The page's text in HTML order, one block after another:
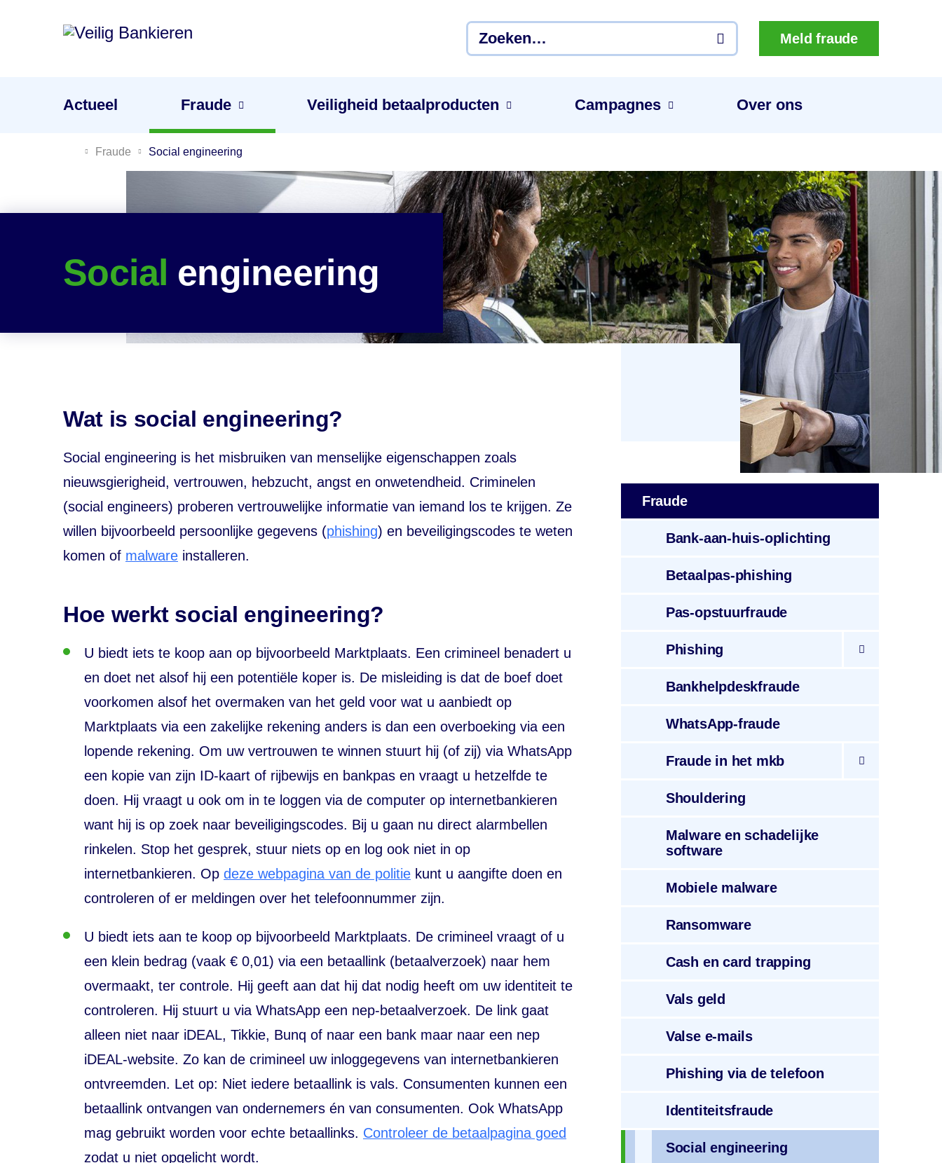
Veilig
Bankieren
Meld fraude
Actueel Fraude Veiligheid betaal­producten Campagnes Over ons
Fraude Social engineering
Social engineering
Wat is social engineering?
Social engineering is het misbruiken van menselijke eigenschappen zoals
nieuwsgierigheid, vertrouwen, hebzucht, angst en onwetendheid. Criminelen
(social engineers) proberen vertrouwelijke informatie van iemand los te krijgen. Ze
willen bijvoorbeeld persoonlijke gegevens (phishing) en beveiligingscodes te weten
komen of malware installeren.
Hoe werkt social engineering?
U biedt iets te koop aan op bijvoorbeeld Marktplaats. Een crimineel benadert u
en doet net alsof hij een potentiële koper is. De misleiding is dat de boef doet
voorkomen alsof het overmaken van het geld voor wat u aanbiedt op
Marktplaats via een zakelijke rekening anders is dan een overboeking via een
lopende rekening. Om uw vertrouwen te winnen stuurt hij (of zij) via WhatsApp
een kopie van zijn ID-kaart of rijbewijs en bankpas en vraagt u hetzelfde te
doen. Hij vraagt u ook om in te loggen via de computer op internetbankieren
want hij is op zoek naar beveiligingscodes. Bij u gaan nu direct alarmbellen
rinkelen. Stop het gesprek, stuur niets op en log ook niet in op
internetbankieren. Op deze webpagina van de politie kunt u aangifte doen en
controleren of er meldingen over het telefoonnummer zijn.
U biedt iets aan te koop op bijvoorbeeld Marktplaats. De crimineel vraagt of u
een klein bedrag (vaak € 0,01) via een betaallink (betaalverzoek) naar hem
overmaakt, ter controle. Hij geeft aan dat hij dat nodig heeft om uw identiteit te
controleren. Hij stuurt u via WhatsApp een nep-betaalverzoek. De link gaat
alleen niet naar iDEAL, Tikkie, Bunq of naar een bank maar naar een nep
iDEAL-website. Zo kan de crimineel uw inloggegevens van internetbankieren
ontvreemden. Let op: Niet iedere betaallink is vals. Consumenten kunnen een
betaallink ontvangen van ondernemers én van consumenten. Ook WhatsApp
mag gebruikt worden voor echte betaallinks. Controleer de betaalpagina goed
zodat u niet opgelicht wordt.
Fraude
Bank-aan-huis-oplichting
Betaalpas-phishing
Pas-opstuurfraude
Phishing
Bankhelpdeskfraude
WhatsApp-fraude
Fraudein het mkb
Shouldering
Malwareen schadelijke
software
Mobielemalware
Ransomware
Cash en card trapping
Vals geld
Valsee-mails
Phishing via de telefoon
Identiteitsfraude
Social engineering